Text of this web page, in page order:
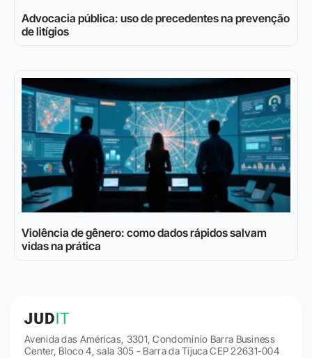
Advocacia pública: uso de precedentes na prevenção
de litígios
Violência de gênero: como dados rápidos salvam
vidas na prática
Avenida das Américas, 3301, Condomínio Barra Business
Center, Bloco 4, sala 305 - Barra da Tijuca CEP 22631-004